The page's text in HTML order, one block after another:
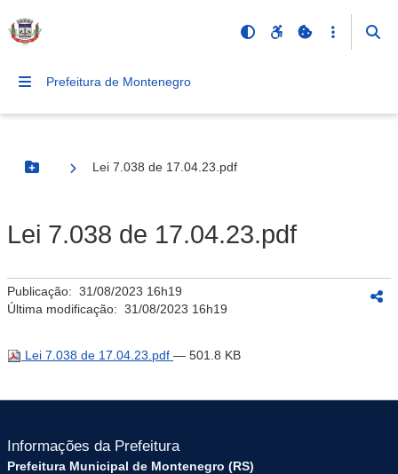
Prefeitura de Montenegro
Botão Menu
Lei 7.038 de 17.04.23.pdf
Lei 7.038 de 17.04.23.pdf
Publicação: 31/08/2023 16h19
Última modificação: 31/08/2023 16h19
Lei 7.038 de 17.04.23.pdf — 501.8 KB
Informações da Prefeitura
Prefeitura Municipal de Montenegro (RS)